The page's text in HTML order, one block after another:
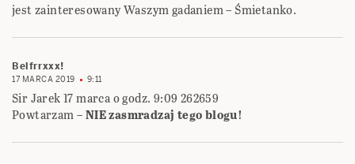
jest zainteresowany Waszym gadaniem – Śmietanko.
Belfrrxxx!
17 MARCA 2019 9:11
Sir Jarek 17 marca o godz. 9:09 262659
Powtarzam –NIE zasmradzaj tego blogu!